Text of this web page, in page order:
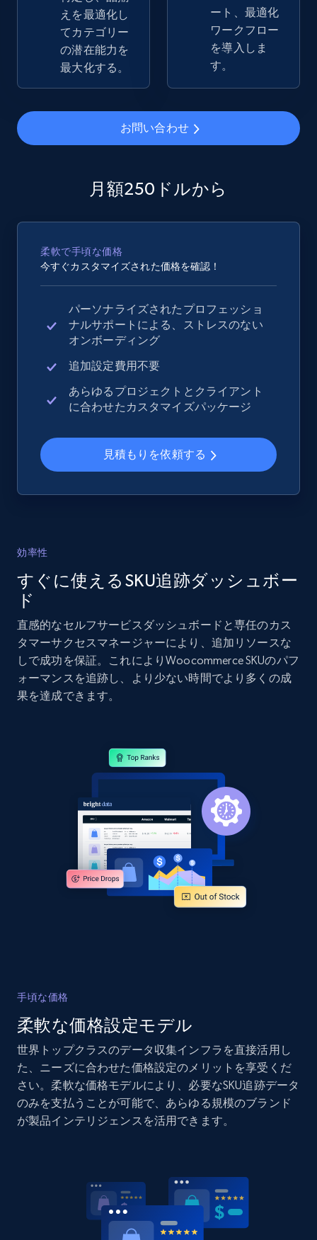
Rating, Reviews count, Images, Variations, and
more.
2.4K+ 今すぐ始める
Google Shopping - collects products from
web using keywords
Rating, Reviews count, Images, Variations, and
Home Depot US
URL, Domain, Country code, Model number,
Sku, Product id, Product name, Manufacturer,
and more.
2.1K+ 355+ 今すぐ始める
Home Depot US - Gather data on products
2.1K+ 355+ 今すぐ始める
Home Depot US - Discover products by
specified URL
URL, Domain, Country code, Model number,
Sku, Product id, Product name, Manufacturer,
355+
Home Depot US - Discover products by
specified UPC
URL, Domain, Country code, Model number,
Sku, Product id, Product name, Manufacturer,
Home Depot US - Discovery products by
specific category URL
URL, Domain, Country code, Model number,
Sku, Product id, Product name, Manufacturer,
and more.
2.1K+ 355+ 今すぐ始める
Amazon products global dataset
Title, Seller name, Brand, Description, Initial
price, Currency, Availability, Reviews count, and
えを最適化し
てカテゴリー
の潜在能力を
最大化する。
ート、最適化
ワークフロー
を導入しま
す。
お問い合わせ
月額250ドルから
柔軟で手頃な価格
今すぐカスタマイズされた価格を確認！
パーソナライズされたプロフェッショ
ナルサポートによる、ストレスのない
オンボーディング
追加設定費用不要
あらゆるプロジェクトとクライアント
に合わせたカスタマイズパッケージ
見積もりを依頼する
効率性
すぐに使えるSKU追跡ダッシュボー
ド
直感的なセルフサービスダッシュボードと専任のカス
タマーサクセスマネージャーにより、追加リソースな
しで成功を保証。これによりWoocommerce SKUのパフ
ォーマンスを追跡し、より少ない時間でより多くの成
果を達成できます。
手頃な価格
柔軟な価格設定モデル
世界トップクラスのデータ収集インフラを直接活用し
た、ニーズに合わせた価格設定のメリットを享受くだ
さい。柔軟な価格モデルにより、必要なSKU追跡データ
のみを支払うことが可能で、あらゆる規模のブランド
が製品インテリジェンスを活用できます。